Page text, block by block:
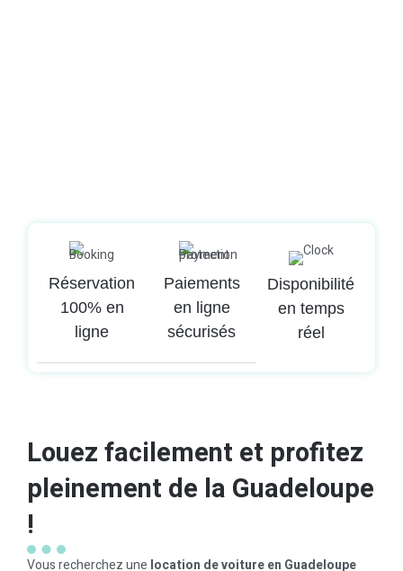
Réservation
100% en
ligne
Paiements
en ligne
sécurisés
Disponibilité
en temps
réel
Louez facilement et profitez
pleinement de la Guadeloupe
!
Vous recherchez une location de voiture en Guadeloupe